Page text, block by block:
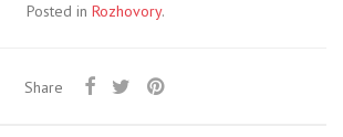
Posted in Rozhovory.
Share